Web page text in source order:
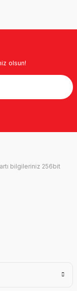
olsun!
bilgileriniz 256bit